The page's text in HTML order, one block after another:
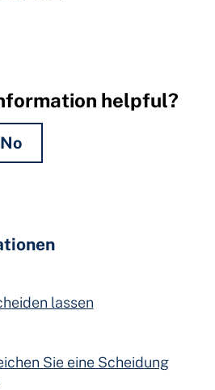
helpful?
No
lassen
Sie eine Scheidung